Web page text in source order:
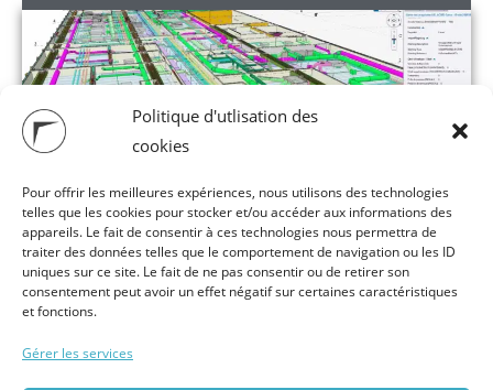
Politique d'utlisation des
cookies
Pour offrir les meilleures expériences, nous utilisons des technologies
telles que les cookies pour stocker et/ou accéder aux informations des
appareils. Le fait de consentir à ces technologies nous permettra de
traiter des données telles que le comportement de navigation ou les ID
uniques sur ce site. Le fait de ne pas consentir ou de retirer son
consentement peut avoir un effet négatif sur certaines caractéristiques
et fonctions.
Gérer les services